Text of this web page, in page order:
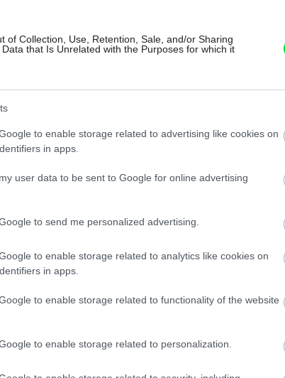
of Collection, Use, Retention, Sale, and/or Sharing
that Is Unrelated with the Purposes for which it
to enable storage related to advertising like cookies on
in apps.
user data to be sent to Google for online advertising
to send me personalized advertising.
to enable storage related to analytics like cookies on
in apps.
to enable storage related to functionality of the website
to enable storage related to personalization.
K bytu ladili aj škáry v
obklade. Majitelia
zbúrali stereotyp,
režiséra
Pastelový byt inšpirovaný filmovou estetikou, kde
obývateľný.